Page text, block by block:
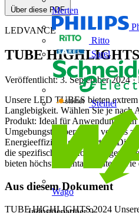
Merten
Ritto
Sarel
Steinel
Wago
Über diese PDF
LEDVANCE
TUBE HIGHLIGHTS
Veröffentlicht: 3. September 2024·
Unsere LED TUBES bieten
Langlebigkeit. Wählen Sie je nach
Produkt: Ideal für Anwendungen in
Umgebungstemperaturen von bis
Energieeffizienz gefordert ist.
die spezifischen Anforderungen
bieten höchste Lichtausbeute sowie
Aus diesem Dokument
TUBE HIGHLIGHTS 2024